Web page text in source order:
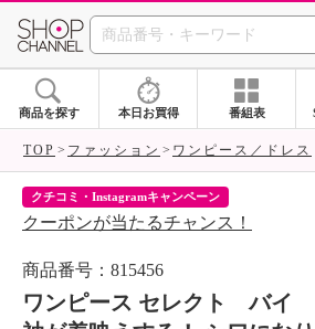
SHOP
商品を探す 本日お買得 番組表
TOP ファッション ワンピース／ドレス
クチコミ・Instagramキャンペーン
クーポンが当たるチャンス！
商品番号：815456
ワンピース セレクト バイ